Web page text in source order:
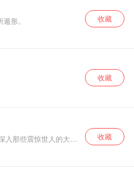
形。
收藏
收藏
案
时间尘封的大案谜
收藏